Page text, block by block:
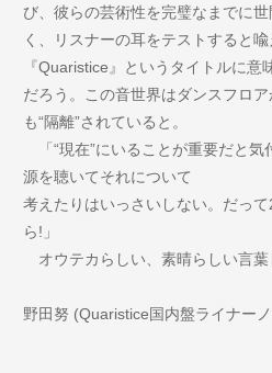
び、彼らの芸術性を完璧なまでに
く、リスナーの耳をテストすると
『Quaristice』というタイトルに
だろう。この音世界はダンスフロ
も“隔離”されていると。
「“現在”にいることが重要だと
源を聴いてそれについて
考えたりはいっさいしない。だっ
ら!」
オウテカらしい、素晴らしい言葉
野田努 (Quaristice国内盤ライナー